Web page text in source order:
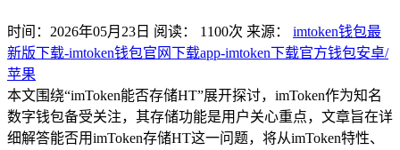
时间：2026年05月23日 阅读： 1100次 来源： imtoken钱包最
新版下载-imtoken钱包官网下载app-imtoken下载官方钱包安卓/
苹果
本文围绕“imToken能否存储HT”展开探讨，imToken作为知名
数字钱包备受关注，其存储功能是用户关心重点，文章旨在详
细解答能否用imToken存储HT这一问题，将从imToken特性、